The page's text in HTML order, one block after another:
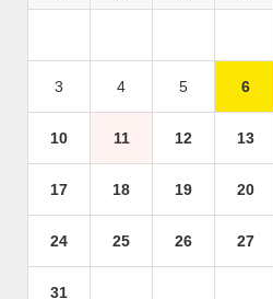
3 4 5 6
10 11 12 13
17 18 19 20
24 25 26 27
31